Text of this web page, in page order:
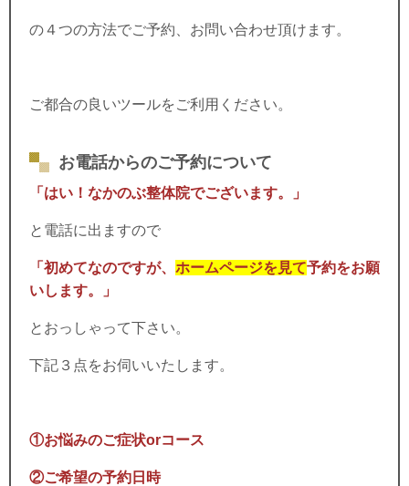
の４つの方法でご予約、お問い合わせ頂けます。
ご都合の良いツールをご利用ください。
お電話からのご予約について
「はい！なかのぶ整体院でございます。」
と電話に出ますので
「初めてなのですが、 ホームページを見て予約をお願
いします。」
とおっしゃって下さい。
下記３点をお伺いいたします。
①お悩みのご症状orコース
②ご希望の予約日時